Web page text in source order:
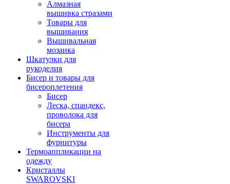
Алмазная
вышивка стразами
Товары для
вышивания
Вышивальная
мозаика
Шкатулки для
рукоделия
Бисер и товары для
бисероплетения
Бисер
Леска, спандекс,
проволока для
бисера
Инструменты для
фурнитуры
Термоаппликации на
одежду
Кристаллы
SWAROVSKI